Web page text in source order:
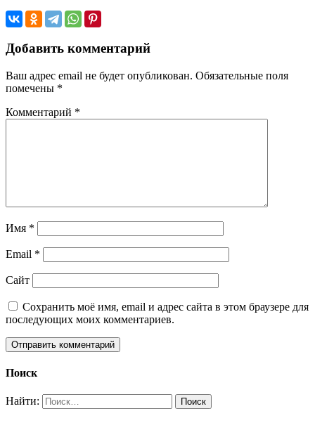
Добавить комментарий
Ваш адрес email не будет опубликован. Обязательные поля
помечены *
Комментарий *
Имя *
Email *
Сайт
Сохранить моё имя, email и адрес сайта в этом браузере для
последующих моих комментариев.
Поиск
Найти: